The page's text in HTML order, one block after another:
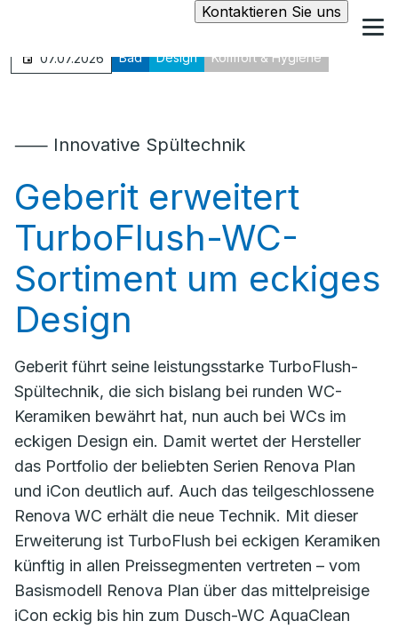
Kontaktieren Sie uns
07.07.2026 Bad Design Komfort & Hygiene
⸺ Innovative Spültechnik
Geberit erweitert
TurboFlush-WC-
Sortiment um eckiges
Design
Geberit führt seine leistungsstarke TurboFlush-
Spültechnik, die sich bislang bei runden WC-
Keramiken bewährt hat, nun auch bei WCs im
eckigen Design ein. Damit wertet der Hersteller
das Portfolio der beliebten Serien Renova Plan
und iCon deutlich auf. Auch das teilgeschlossene
Renova WC erhält die neue Technik. Mit dieser
Erweiterung ist TurboFlush bei eckigen Keramiken
künftig in allen Preissegmenten vertreten – vom
Basismodell Renova Plan über das mittelpreisige
iCon eckig bis hin zum Dusch-WC AquaClean